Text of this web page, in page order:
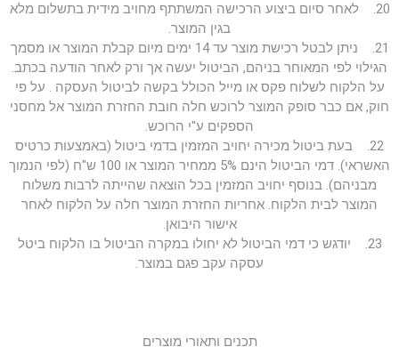
20. לאחר סיום ביצוע הרכישה המשתתף מחויב מידית בתשלום מלא
בגין המוצר.
21. ניתן לבטל רכישת מוצר עד 14 ימים מיום קבלת המוצר או מסמך
הגילוי לפי המאוחר בניהם, הביטול יעשה אך ורק לאחר הודעה בכתב.
על הלקוח לשלוח פקס או מייל הכולל בקשה לביטול העסקה . על פי
חוק, אם כבר סופק המוצר לרוכש חלה חובת החזרת המוצר אל מחסני
הספקים ע"י הרוכש.
22. בעת ביטול מכירה יחויב המזמין בדמי ביטול (באמצעות כרטיס
האשראי). דמי הביטול הינם 5% ממחיר המוצר או 100 ש"ח (לפי הנמוך
מבניהם). בנוסף יחויב המזמין בכל הוצאה שהייתה לרבות משלוח
המוצר לבית הלקוח. אחריות החזרת המוצר חלה על הלקוח לאחר
אישור היבואן.
23. יודגש כי דמי הביטול לא יחולו במקרה הביטול בו הלקוח ביטל
עסקה עקב פגם במוצר.
תכנים ותאורי מוצרים